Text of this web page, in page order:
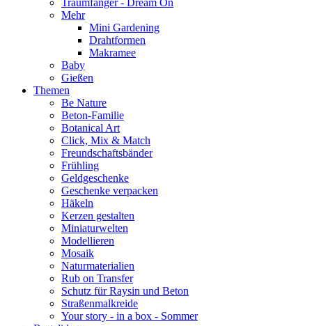
Traumfänger - Dream On
Mehr
Mini Gardening
Drahtformen
Makramee
Baby
Gießen
Themen
Be Nature
Beton-Familie
Botanical Art
Click, Mix & Match
Freundschaftsbänder
Frühling
Geldgeschenke
Geschenke verpacken
Häkeln
Kerzen gestalten
Miniaturwelten
Modellieren
Mosaik
Naturmaterialien
Rub on Transfer
Schutz für Raysin und Beton
Straßenmalkreide
Your story - in a box - Sommer